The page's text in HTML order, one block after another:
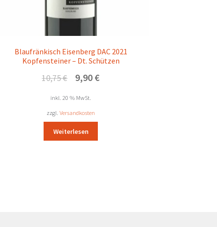
Blaufränkisch Eisenberg DAC 2021
Kopfensteiner – Dt. Schützen
10,75€
Ursprünglicher
Preis
war:
9,90 €Aktueller
inkl. 20 % MwSt.
zzgl.Versandkosten
Weiterlesen